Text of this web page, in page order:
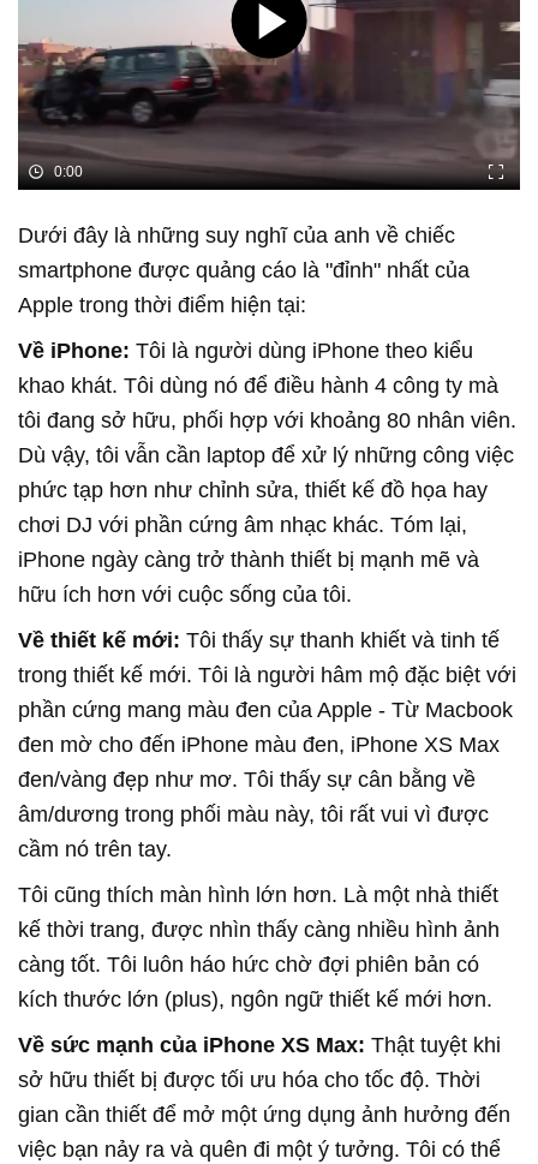
0:00
Dưới đây là những suy nghĩ của anh về chiếc
smartphone được quảng cáo là "đỉnh" nhất của
Apple trong thời điểm hiện tại:
Về iPhone: Tôi là người dùng iPhone theo kiểu
khao khát. Tôi dùng nó để điều hành 4 công ty mà
tôi đang sở hữu, phối hợp với khoảng 80 nhân viên.
Dù vậy, tôi vẫn cần laptop để xử lý những công việc
phức tạp hơn như chỉnh sửa, thiết kế đồ họa hay
chơi DJ với phần cứng âm nhạc khác. Tóm lại,
iPhone ngày càng trở thành thiết bị mạnh mẽ và
hữu ích hơn với cuộc sống của tôi.
Về thiết kế mới: Tôi thấy sự thanh khiết và tinh tế
trong thiết kế mới. Tôi là người hâm mộ đặc biệt với
phần cứng mang màu đen của Apple - Từ Macbook
đen mờ cho đến iPhone màu đen, iPhone XS Max
đen/vàng đẹp như mơ. Tôi thấy sự cân bằng về
âm/dương trong phối màu này, tôi rất vui vì được
cầm nó trên tay.
Tôi cũng thích màn hình lớn hơn. Là một nhà thiết
kế thời trang, được nhìn thấy càng nhiều hình ảnh
càng tốt. Tôi luôn háo hức chờ đợi phiên bản có
kích thước lớn (plus), ngôn ngữ thiết kế mới hơn.
Về sức mạnh của iPhone XS Max: Thật tuyệt khi
sở hữu thiết bị được tối ưu hóa cho tốc độ. Thời
gian cần thiết để mở một ứng dụng ảnh hưởng đến
việc bạn nảy ra và quên đi một ý tưởng. Tôi có thể